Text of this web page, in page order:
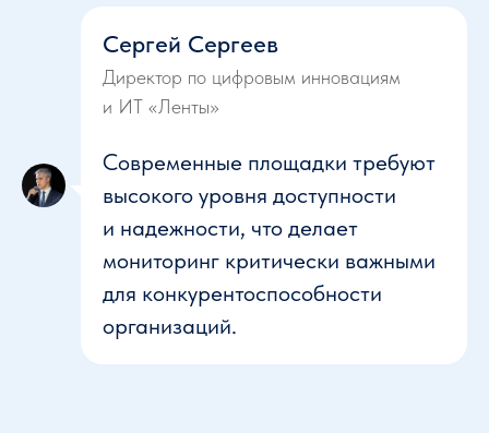
Сергей Сергеев
Директор по цифровым инновациям
и ИТ «Ленты»
Современные площадки требуют
высокого уровня доступности
и надежности, что делает
мониторинг критически важными
для конкурентоспособности
организаций.